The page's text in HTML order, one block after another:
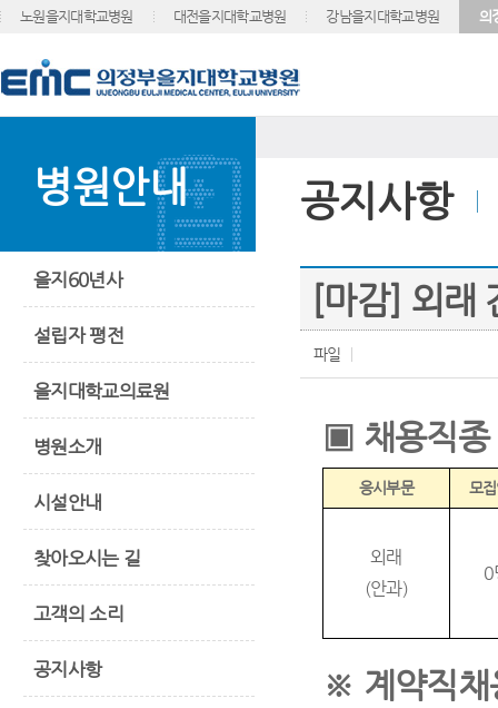
노원을지대학교병원 대전을지대학교병원 강남을지대학교병원 의
병원안내
을지60년사
설립자 평전
을지대학교의료원
병원소개
시설안내
찾아오시는 길
고객의 소리
공지사항
공지사항
[마감] 외래
파일
▣ 채용직
응시부문 모
외래
(안과)
0
※ 계약직